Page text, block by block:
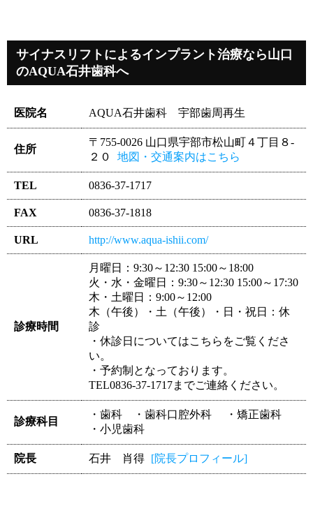
サイナスリフトによるインプラント治療なら山口
のAQUA石井歯科へ
医院名 AQUA石井歯科 宇部歯周再生
住所
〒755-0026 山口県宇部市松山町４丁目８-
２０
地図・交通案内はこちら
TEL 0836-37-1717
FAX 0836-37-1818
URL http://www.aqua-ishii.com/
診療時間
月曜日：9:30～12:30 15:00～18:00
火・水・金曜日：9:30～12:30 15:00～17:30
木・土曜日：9:00～12:00
木（午後）・土（午後）・日・祝日：休
診
・休診日についてはこちらをご覧くださ
い。
・予約制となっております。
TEL0836-37-1717までご連絡ください。
診療科目
・歯科 ・歯科口腔外科 ・矯正歯科
・小児歯科
院長 石井 肖得 [院長プロフィール]